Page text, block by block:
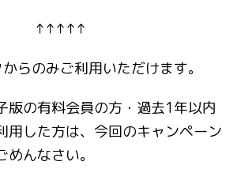
↑↑↑↑↑
らのみご利用いただけます。
の有料会員の方・過去1年以内
用した方は、今回のキャンペーン
んなさい。